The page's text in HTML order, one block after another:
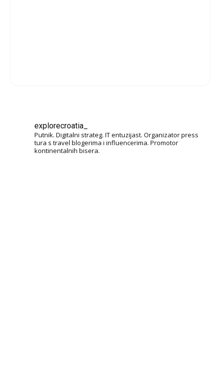
explorecroatia_
Putnik. Digitalni strateg. IT entuzijast. Organizator press
tura s travel blogerima i influencerima. Promotor
kontinentalnih bisera.